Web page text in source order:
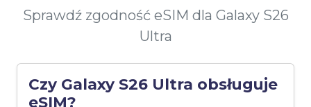
Sprawdź zgodność eSIM dla Galaxy S26
Ultra
Czy Galaxy S26 Ultra obsługuje
eSIM?